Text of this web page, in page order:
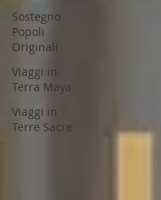
Sostegno
Popoli
Originali
Viaggi in
Terra Maya
Viaggi in
Terre Sacre